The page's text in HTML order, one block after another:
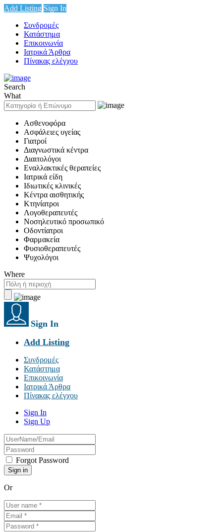
Add Listing Sign In
Συνδρομές
Κατάστημα
Επικοινωνία
Ιατρικά Άρθρα
Πίνακας ελέγχου
Search
What
Ασθενοφόρα
Ασφάλειες υγείας
Γιατροί
Διαγνωστικά κέντρα
Διαιτολόγοι
Εναλλακτικές θεραπείες
Ιατρικά είδη
Ιδιωτικές κλινικές
Κέντρα αισθητικής
Κτηνίατροι
Λογοθεραπευτές
Νοσηλευτικό προσωπικό
Οδοντίατροι
Φαρμακεία
Φυσιοθεραπευτές
Ψυχολόγοι
Where
Sign In
Add Listing
Συνδρομές
Κατάστημα
Επικοινωνία
Ιατρικά Άρθρα
Πίνακας ελέγχου
Sign In
Sign Up
Forgot Password
Or